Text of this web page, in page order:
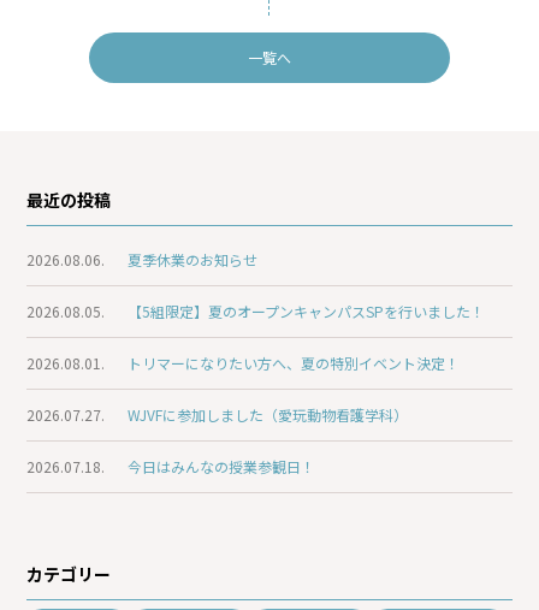
一覧へ
最近の投稿
2026.08.06. 夏季休業のお知らせ
2026.08.05. 【5組限定】夏のオープンキャンパスSPを行いました！
2026.08.01. トリマーになりたい方へ、夏の特別イベント決定！
2026.07.27. WJVFに参加しました（愛玩動物看護学科）
2026.07.18. 今日はみんなの授業参観日！
カテゴリー